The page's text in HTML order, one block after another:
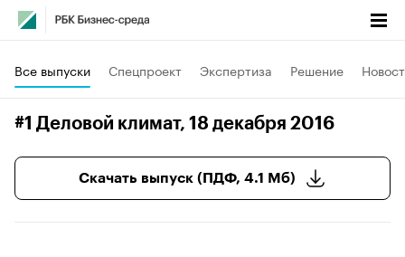
Все выпуски Спецпроект Экспертиза Решение
#1 Деловой климат, 18 декабря 2016
Скачать выпуск (ПДФ, 4.1 Мб)